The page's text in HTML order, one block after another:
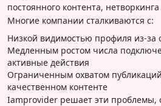
постоянного контента,
Многие компании сталкиваются с:
Низкой видимостью профиля из-за
Медленным ростом числа
активные действия
Ограниченным охватом
качественном контенте
Iamprovider решает эти проблемы,